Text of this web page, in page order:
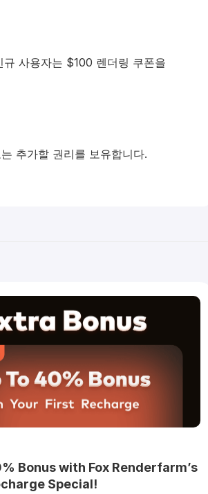
사용자는 $100 렌더링 쿠폰을
추가할 권리를 보유합니다.
Bonus with Fox Renderfarm’s
Special!